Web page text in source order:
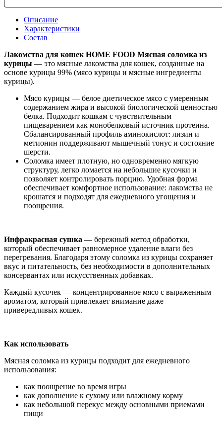
Описание
Характеристики
Состав
Лакомства для кошек HOME FOOD Мясная соломка из
курицы — это мясные лакомства для кошек, созданные на
основе курицы 99% (мясо курицы и мясные ингредиенты
курицы).
Мясо курицы — белое диетическое мясо с умеренным
содержанием жира и высокой биологической ценностью
белка. Подходит кошкам с чувствительным
пищеварением как монобелковый источник протеина.
Сбалансированный профиль аминокислот: лизин и
метионин поддерживают мышечный тонус и состояние
шерсти.
Соломка имеет плотную, но одновременно мягкую
структуру, легко ломается на небольшие кусочки и
позволяет контролировать порцию. Удобная форма
обеспечивает комфортное использование: лакомства не
крошатся и подходят для ежедневного угощения и
поощрения.
Инфракрасная сушка — бережный метод обработки,
который обеспечивает равномерное удаление влаги без
перегревания. Благодаря этому соломка из курицы сохраняет
вкус и питательность, без необходимости в дополнительных
консервантах или искусственных добавках.
Каждый кусочек — концентрированное мясо с выраженным
ароматом, который привлекает внимание даже
привередливых кошек.
Как использовать
Мясная соломка из курицы подходит для ежедневного
использования:
как поощрение во время игры
как дополнение к сухому или влажному корму
как небольшой перекус между основными приемами
пищи